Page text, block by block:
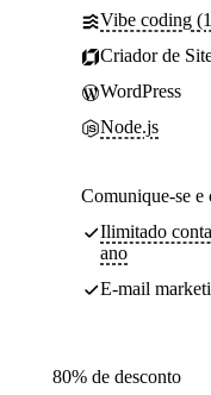
Vibe coding
Criador de
WordPress
Node.js
Comunique-se e
Ilimitado
ano
E-mail
80% de desconto